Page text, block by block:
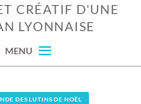
CRÉATIF D'UNE
LYONNAISE
MENU
DES LUTINS DE NOËL